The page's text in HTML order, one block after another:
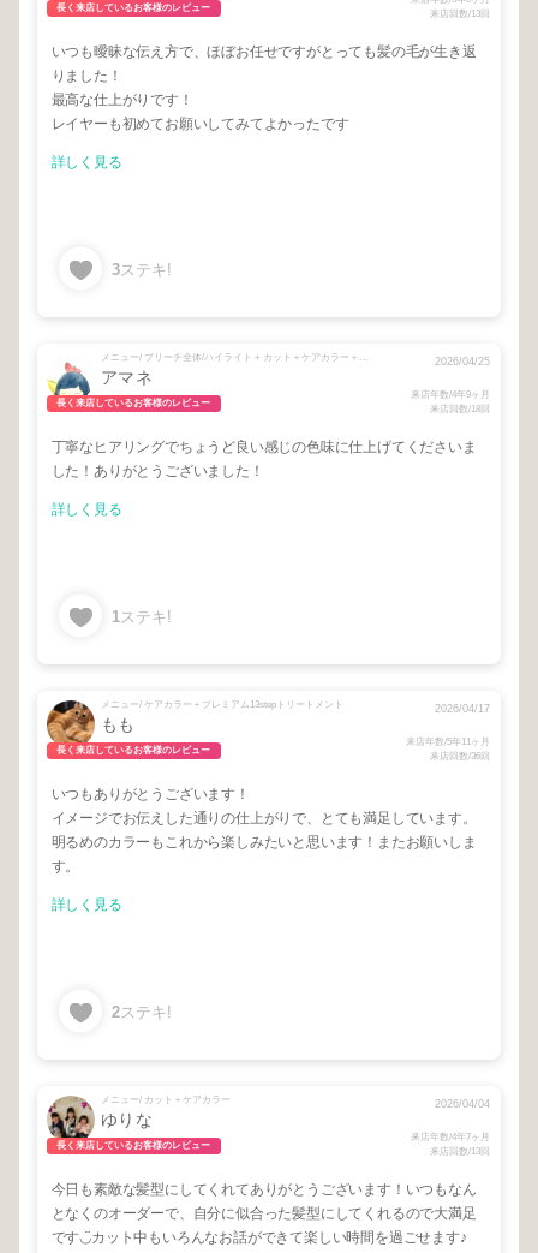
長く来店しているお客様のレビュー
来店回数/13回
いつも曖昧な伝え方で、ほぼお任せですがとっても髪の毛が生き返
りました！
最高な仕上がりです！
レイヤーも初めてお願いしてみてよかったです
詳しく見る
3ステキ!
メニュー/ ブリーチ全体/ハイライト + カット＋ケアカラー＋プレミアム13stepトリートメント
アマネ
長く来店しているお客様のレビュー
2026/04/25
来店年数/4年9ヶ月
来店回数/18回
丁寧なヒアリングでちょうど良い感じの色味に仕上げてくださいま
した！ありがとうございました！
詳しく見る
1ステキ!
メニュー/ ケアカラー＋プレミアム13stepトリートメント
もも
長く来店しているお客様のレビュー
2026/04/17
来店年数/5年11ヶ月
来店回数/36回
いつもありがとうございます！
イメージでお伝えした通りの仕上がりで、とても満足しています。
明るめのカラーもこれから楽しみたいと思います！またお願いしま
す。
詳しく見る
2ステキ!
メニュー/ カット＋ケアカラー
ゆりな
長く来店しているお客様のレビュー
2026/04/04
来店年数/4年7ヶ月
来店回数/13回
今日も素敵な髪型にしてくれてありがとうございます！いつもなん
となくのオーダーで、自分に似合った髪型にしてくれるので大満足
です◡̈カット中もいろんなお話ができて楽しい時間を過ごせます♪